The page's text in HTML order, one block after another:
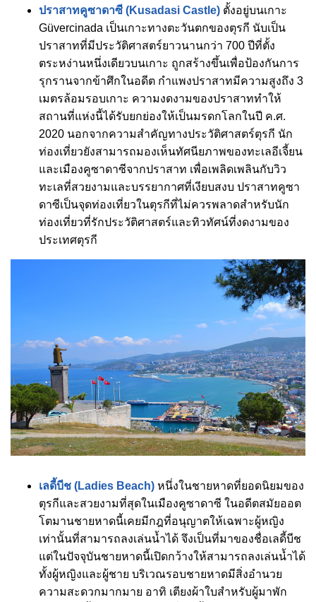
ปราสาทคูซาดาซี (Kusadasi Castle) ตั้งอยู่บนเกาะ
Güvercinada เป็นเกาะทางตะวันตกของตุรกี นับเป็น
ปราสาทที่มีประวัติศาสตร์ยาวนานกว่า 700 ปีที่ตั้ง
ตระหง่านหนึ่งเดียวบนเกาะ ถูกสร้างขึ้นเพื่อป้องกันการ
รุกรานจากข้าศึกในอดีต กำแพงปราสาทมีความสูงถึง 3
เมตรล้อมรอบเกาะ ความงดงามของปราสาททำให้
สถานที่แห่งนี้ได้รับยกย่องให้เป็นมรดกโลกในปี ค.ศ.
2020 นอกจากความสำคัญทางประวัติศาสตร์ตุรกี นัก
ท่องเที่ยวยังสามารถมองเห็นทัศนียภาพของทะเลอีเจี้ยน
และเมืองคูซาดาซีจากปราสาท เพื่อเพลิดเพลินกับวิว
ทะเลที่สวยงามและบรรยากาศที่เงียบสงบ ปราสาทคูซา
ดาซีเป็นจุดท่องเที่ยวในตุรกีที่ไม่ควรพลาดสำหรับนัก
ท่องเที่ยวที่รักประวัติศาสตร์และทิวทัศน์ที่งดงามของ
ประเทศตุรกี
เลดี้บีช (Ladies Beach) หนึ่งในชายหาดที่ยอดนิยมของ
ตุรกีและสวยงามที่สุดในเมืองคูซาดาซี ในอดีตสมัยออต
โตมานชายหาดนี้เคยมีกฎที่อนุญาตให้เฉพาะผู้หญิง
เท่านั้นที่สามารถลงเล่นน้ำได้ จึงเป็นที่มาของชื่อเลดี้บีช
แต่ในปัจจุบันชายหาดนี้เปิดกว้างให้สามารถลงเล่นน้ำได้
ทั้งผู้หญิงและผู้ชาย บริเวณรอบชายหาดมีสิ่งอำนวย
ความสะดวกมากมาย อาทิ เตียงผ้าใบสำหรับผู้มาพัก